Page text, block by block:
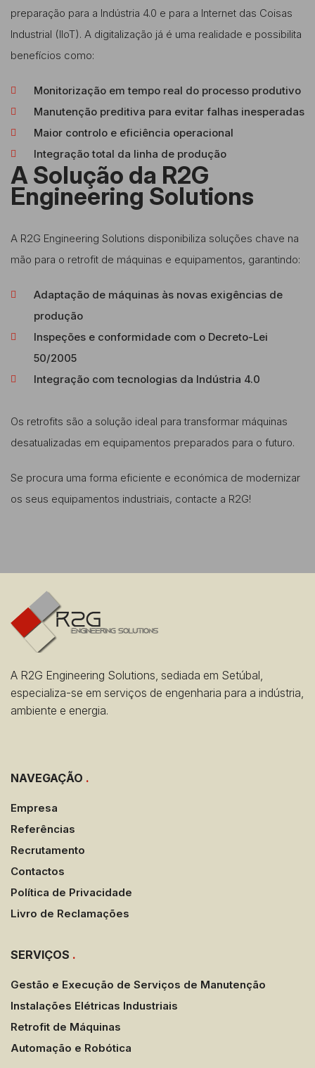
preparação para a Indústria 4.0 e para a Internet das Coisas
Industrial (IIoT). A digitalização já é uma realidade e possibilita
benefícios como:
Monitorização em tempo real do processo produtivo
Manutenção preditiva para evitar falhas inesperadas
Maior controlo e eficiência operacional
Integração total da linha de produção
A Solução da R2G
Engineering Solutions
A R2G Engineering Solutions disponibiliza soluções chave na
mão para o retrofit de máquinas e equipamentos, garantindo:
Adaptação de máquinas às novas exigências de
produção
Inspeções e conformidade com o Decreto-Lei
50/2005
Integração com tecnologias da Indústria 4.0
Os retrofits são a solução ideal para transformar máquinas
desatualizadas em equipamentos preparados para o futuro.
Se procura uma forma eficiente e económica de modernizar
os seus equipamentos industriais, contacte a R2G!
A R2G Engineering Solutions, sediada em Setúbal,
especializa-se em serviços de engenharia para a indústria,
ambiente e energia.
NAVEGAÇÃO .
Empresa
Referências
Recrutamento
Contactos
Política de Privacidade
Livro de Reclamações
SERVIÇOS .
Gestão e Execução de Serviços de Manutenção
Instalações Elétricas Industriais
Retrofit de Máquinas
Automação e Robótica